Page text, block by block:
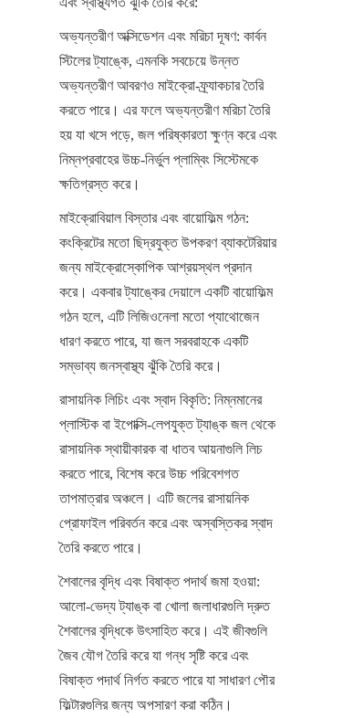
অভ্যন্তরীণ অক্সিডেশন এবং মরিচা দূষণ: কার্বন
স্টিলের ট্যাঙ্কে, এমনকি সবচেয়ে উন্নত
অভ্যন্তরীণ আবরণও মাইক্রো-ফ্র্যাকচার তৈরি
করতে পারে। এর ফলে অভ্যন্তরীণ মরিচা তৈরি
হয় যা খসে পড়ে, জল পরিষ্কারতা ক্ষুণ্ন করে এবং
নিম্নপ্রবাহের উচ্চ-নির্ভুল প্লাম্বিং সিস্টেমকে
ক্ষতিগ্রস্ত করে।
মাইক্রোবিয়াল বিস্তার এবং বায়োফিল্ম গঠন:
কংক্রিটের মতো ছিদ্রযুক্ত উপকরণ ব্যাকটেরিয়ার
জন্য মাইক্রোস্কোপিক আশ্রয়স্থল প্রদান
করে। একবার ট্যাঙ্কের দেয়ালে একটি বায়োফিল্ম
গঠন হলে, এটি লিজিওনেলা মতো প্যাথোজেন
ধারণ করতে পারে, যা জল সরবরাহকে একটি
সম্ভাব্য জনস্বাস্থ্য ঝুঁকি তৈরি করে।
রাসায়নিক লিচিং এবং স্বাদ বিকৃতি: নিম্নমানের
প্লাস্টিক বা ইপোক্সি-লেপযুক্ত ট্যাঙ্ক জল থেকে
রাসায়নিক স্থায়ীকারক বা ধাতব আয়নাগুলি লিচ
করতে পারে, বিশেষ করে উচ্চ পরিবেশগত
তাপমাত্রার অঞ্চলে। এটি জলের রাসায়নিক
প্রোফাইল পরিবর্তন করে এবং অস্বস্তিকর স্বাদ
তৈরি করতে পারে।
শৈবালের বৃদ্ধি এবং বিষাক্ত পদার্থ জমা হওয়া:
আলো-ভেদ্য ট্যাঙ্ক বা খোলা জলাধারগুলি দ্রুত
শৈবালের বৃদ্ধিকে উৎসাহিত করে। এই জীবগুলি
জৈব যৌগ তৈরি করে যা গন্ধ সৃষ্টি করে এবং
বিষাক্ত পদার্থ নির্গত করতে পারে যা সাধারণ পৌর
ফিল্টারগুলির জন্য অপসারণ করা কঠিন।